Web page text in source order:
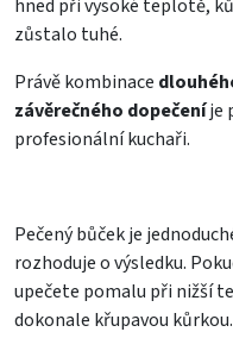
hned při vysoké teplotě,
zůstalo tuhé.
Právě kombinace
závěrečného dopečeníje
profesionální kuchaři.
Pečený bůček je
rozhoduje o výsledku.
upečete pomalu při nižší
dokonale křupavou kůrkou.